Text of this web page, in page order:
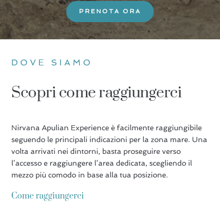
PRENOTA ORA
DOVE SIAMO
Scopri come raggiungerci
Nirvana Apulian Experience è facilmente raggiungibile
seguendo le principali indicazioni per la zona mare. Una
volta arrivati nei dintorni, basta proseguire verso
l’accesso e raggiungere l’area dedicata, scegliendo il
mezzo più comodo in base alla tua posizione.
Come raggiungerci